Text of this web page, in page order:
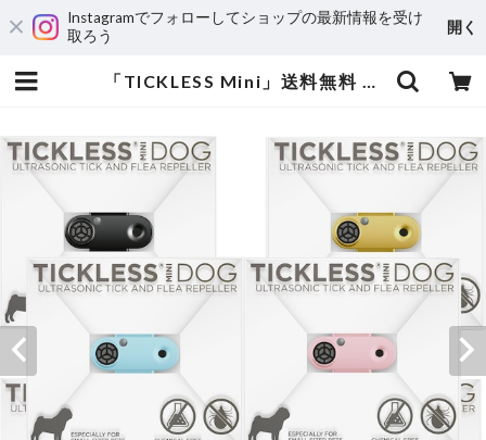
Instagramでフォローしてショップの最新情報を受け
取ろう
開く
「TICKLESS Mini」送料無料 (チックレス ミニ) - USB タイプ | BEM PARTNER